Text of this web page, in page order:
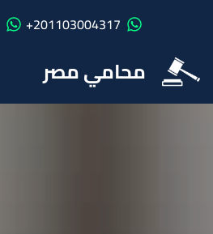
201103004317+
محامي مصر